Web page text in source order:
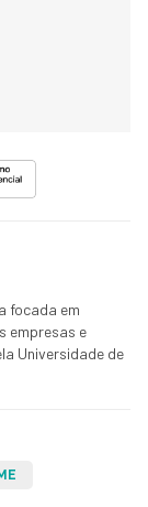
focada em
empresas e
Universidade de